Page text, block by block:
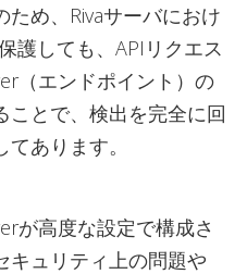
め、Rivaサーバにおけ
護しても、APIリクエス
（エンドポイント）の
ことで、検出を完全に回
あります。
が高度な設定で構成さ
キュリティ上の問題や